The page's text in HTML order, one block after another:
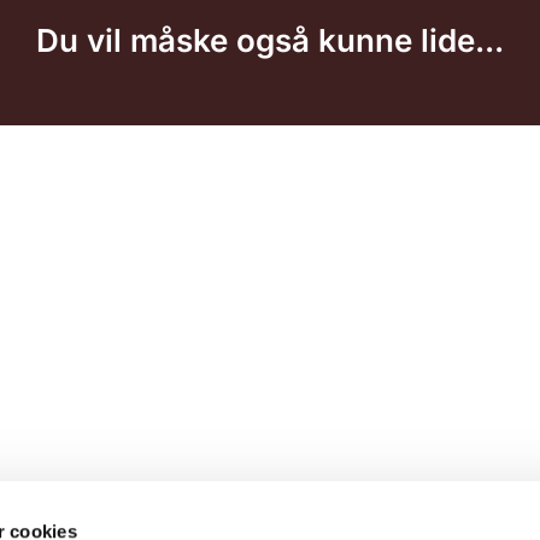
cookies
Du vil måske også kunne lide...